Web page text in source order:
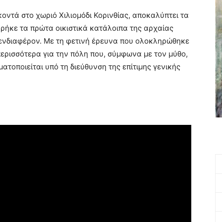
στο χωριό Χιλιομόδι Κορινθίας, αποκαλύπτει τα
τα πρώτα οικιστικά κατάλοιπα της αρχαίας
Με τη φετινή έρευνα που ολοκληρώθηκε
για την πόλη που, σύμφωνα με τον μύθο,
υπό τη διεύθυνση της επίτιμης γενικής